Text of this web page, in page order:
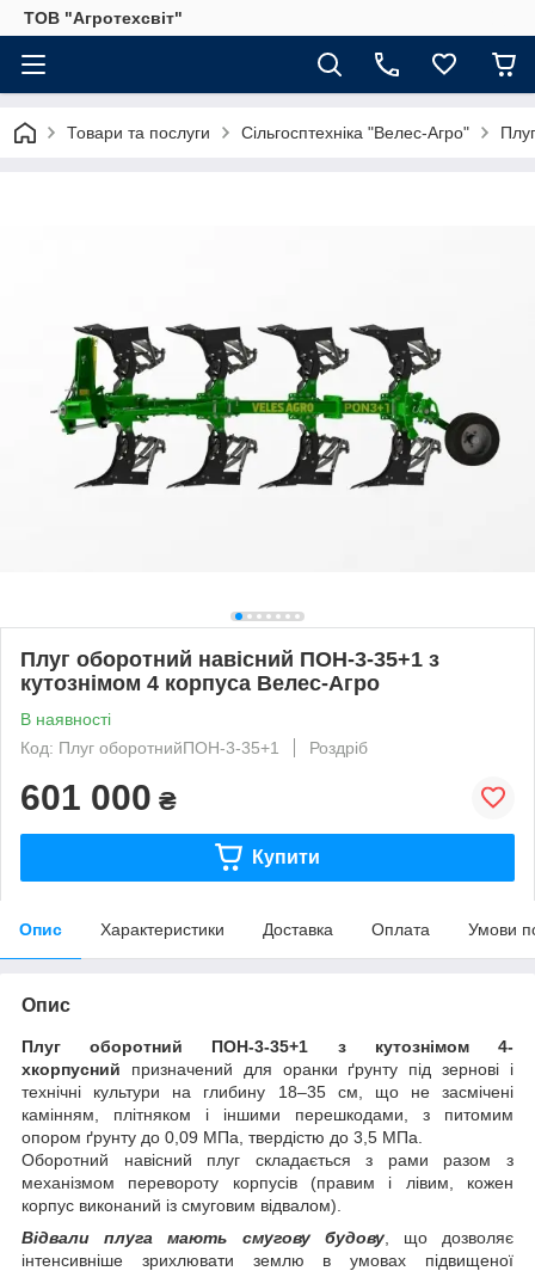
ТОВ "Агротехсвіт"
Товари та послуги Сільгосптехніка "Велес-Агро"
Плуг оборотний навісний ПОН-3-35+1 з
кутознімом 4 корпуса Велес-Агро
В наявності
Код: Плуг оборотнийПОН-3-35+1
Роздріб
601 000 ₴
Купити
Опис Характеристики Доставка Оплата Умови
Опис
Плуг оборотний ПОН-3-35+1 з кутознімом 4-
хкорпусний призначений для оранки ґрунту під зернові і
технічні культури на глибину 18‒35 см, що не засмічені
камінням, плітняком і іншими перешкодами, з питомим
опором ґрунту до 0,09 МПа, твердістю до 3,5 МПа.
Оборотний навісний плуг складається з рами разом з
механізмом перевороту корпусів (правим і лівим, кожен
корпус виконаний із смуговим відвалом).
Відвали плуга мають смугову будову, що дозволяє
інтенсивніше зрихлювати землю в умовах підвищеної